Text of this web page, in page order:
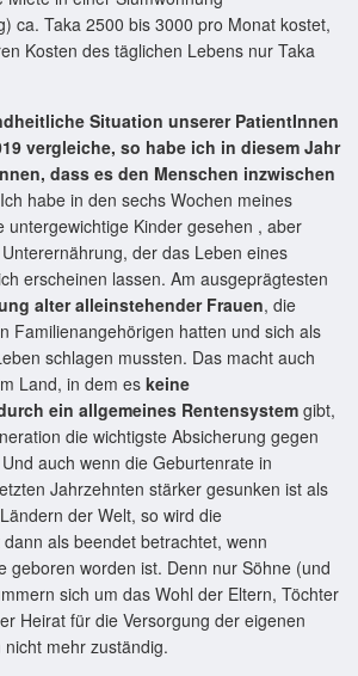
ca. Taka 2500 bis 3000 pro Monat kostet,
Kosten des täglichen Lebens nur Taka
Situation unserer PatientInnen
vergleiche, so habe ich in diesem Jahr
dass es den Menschen inzwischen
habe in den sechs Wochen meines
untergewichtige Kinder gesehen , aber
der das Leben eines
erscheinen lassen. Am ausgeprägtesten
alter alleinstehender Frauen, die
Familienangehörigen hatten und sich als
schlagen mussten. Das macht auch
Land, in dem es keine
ein allgemeines Rentensystem gibt,
die wichtigste Absicherung gegen
auch wenn die Geburtenrate in
Jahrzehnten stärker gesunken ist als
der Welt, so wird die
als beendet betrachtet, wenn
geboren worden ist. Denn nur Söhne (und
sich um das Wohl der Eltern, Töchter
Heirat für die Versorgung der eigenen
mehr zuständig.